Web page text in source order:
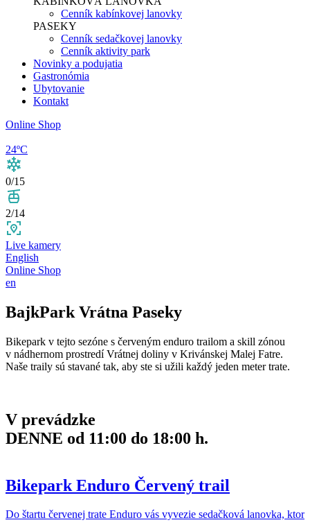
Cenník kabínkovej lanovky
PASEKY
Cenník sedačkovej lanovky
Cenník aktivity park
Novinky a podujatia
Gastronómia
Ubytovanie
Kontakt
Online Shop
24ºC
0/15
2/14
Live kamery
English
Online Shop
en
BajkPark Vrátna Paseky
Bikepark v tejto sezóne s červeným enduro trailom a skill zónou
v nádhernom prostredí Vrátnej doliny v Krivánskej Malej Fatre.
Naše traily sú stavané tak, aby ste si užili každý jeden meter trate.
V prevádzke
DENNE od 11:00 do 18:00 h.
Bikepark Enduro Červený trail
Do štartu červenej trate Enduro vás vyvezie sedačková lanovka,